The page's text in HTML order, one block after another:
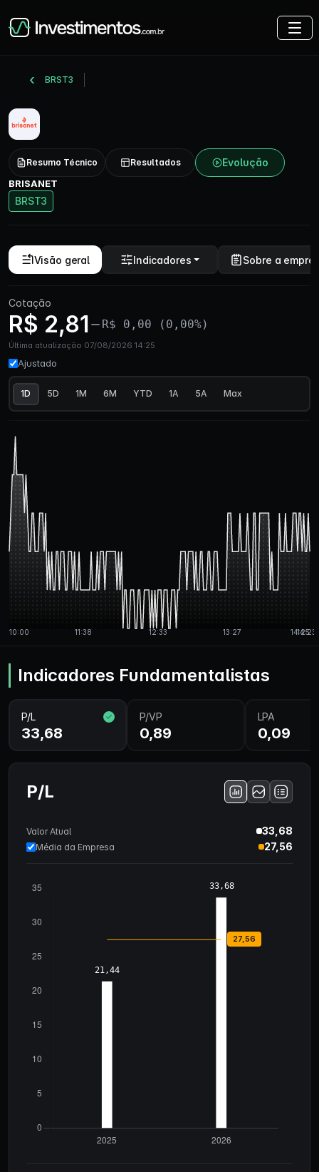
BRST3
Resumo Técnico Resultados Evolução
BRISANET
BRST3
Visão geral Indicadores Sobre a
Cotação
R$ 2,81 R$ 0,00 (0,00%)
Última atualização 07/08/2026 14:25
Ajustado
1D 5D 1M 6M YTD 1A 5A Max
Indicadores Fundamentalistas
P/L
33,68
P/VP
0,89
LPA
0,09
P/L
Valor Atual 33,68
Média da Empresa 27,56